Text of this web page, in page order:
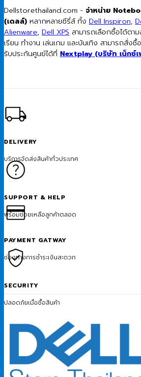
Dellstorethailand.com - จำหน่าย
(เดลล์) หลากหลายซีรี่ส์ ทั้ง Dell Inspiron,
Alienware, Dell XPS สามารถเลือกซื้อได้ตา
เรียน ทำงาน เล่นเกม และบันเทิง สามารถสั่ง
รับประกันศูนย์ได้ที่ Nextplay (บริษัท เน็กซ์
DELIVERY
บริการจัดส่งสินค้าทั่วประเทศ
SUPPORT & HELP
พร้อมช่วยเหลือลูกค้าตลอด
PAYMENT GATWAY
ช่องทางการชำระเงินสะดวก
SECURITY
ปลอดภัยเมื่อซื้อสินค้า